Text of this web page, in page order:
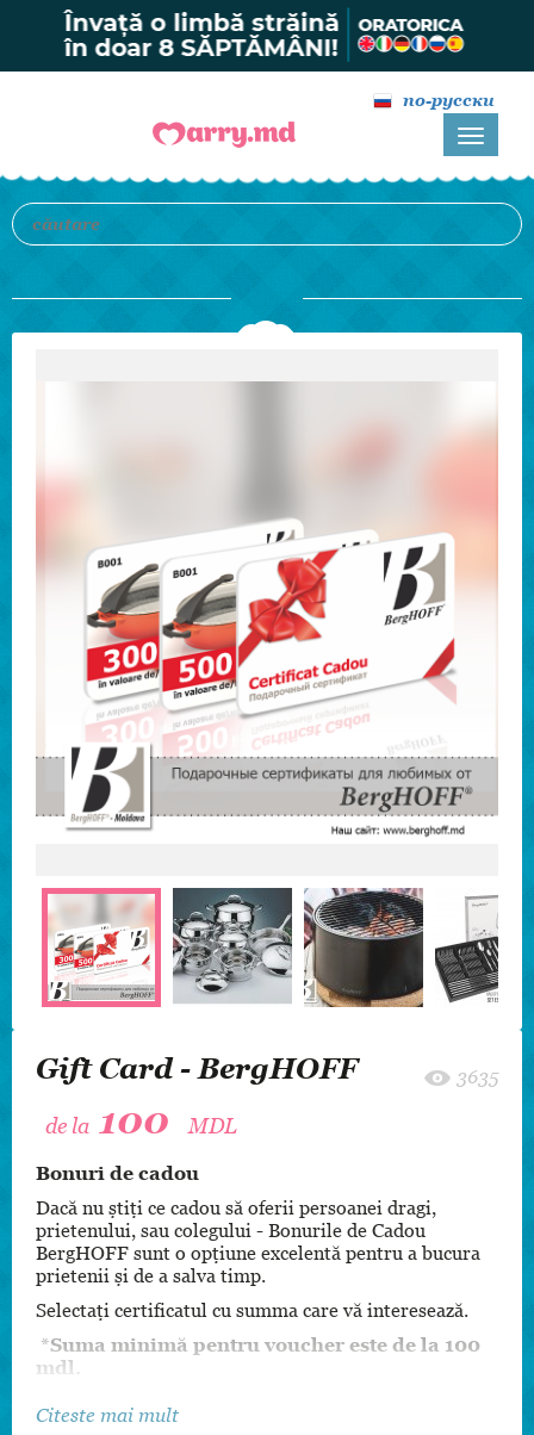
по-русски
Gift Card - BergHOFF 3635
de la 100 MDL
Bonuri de cadou
Dacă nu știți ce cadou să oferii persoanei dragi,
prietenului, sau colegului - Bonurile de Cadou
BergHOFF sunt o opțiune excelentă pentru a bucura
prietenii și de a salva timp.
Selectați certificatul cu summa care vă interesează.
*Suma minimă pentru voucher este de la 100
mdl.
Citeste mai mult